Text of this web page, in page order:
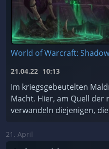
World of Warcraft:
21.04.22 10:13
Im kriegsgebeutelten
Macht. Hier, am Quell der
verwandeln diejenigen,
21. April